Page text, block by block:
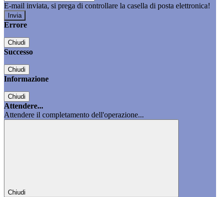
E-mail inviata, si prega di controllare la casella di posta elettronica!
Errore
Chiudi
Successo
Chiudi
Informazione
Chiudi
Attendere...
Attendere il completamento dell'operazione...
Chiudi